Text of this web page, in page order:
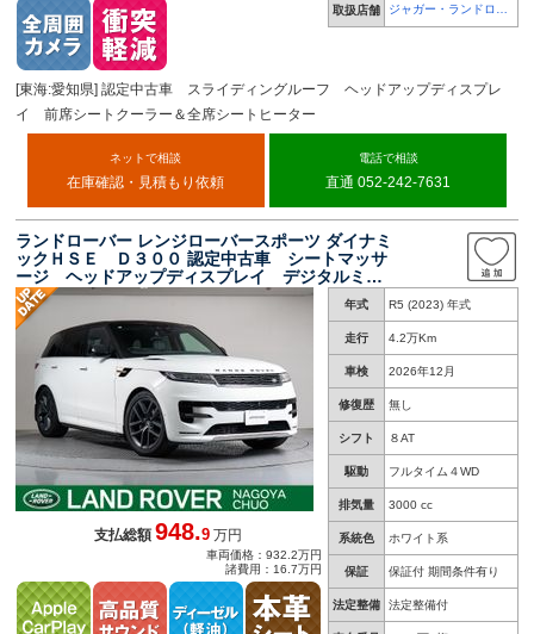
取扱店舗
ジャガー・ランドロー
[東海:愛知県] 認定中古車 スライディングルーフ ヘッドアップディスプレ
イ 前席シートクーラー＆全席シートヒーター
ネットで相談
在庫確認・見積もり依頼
電話で相談
直通 052-242-7631
ランドローバー レンジローバースポーツ ダイナミ
ックＨＳＥ Ｄ３００ 認定中古車 シートマッサ
ージ ヘッドアップディスプレイ デジタルミラ
ー ＭＥＲＩＤＩＡＮサラウンド ２２インチサ
テンダークホイール パドルシフト アンビエン
トライト エアサスペンション 全周囲カメラ
年式 R5 (2023) 年式
走行 4.2万Km
車検 2026年12月
修復歴 無し
シフト ８AT
駆動 フルタイム４WD
排気量 3000 cc
系統色 ホワイト系
保証 保証付 期間条件有り
法定整備 法定整備付
支払総額948.9 万円
車両価格：932.2万円
諸費用：16.7万円